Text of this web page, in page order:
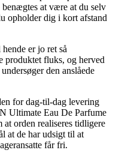
at være at du selv
opholder dig i kort afstand
er jo ret så
produktet fluks, og herved
den anslåede
for dag-til-dag levering
Ultimate Eau De Parfume
orden realiseres tidligere
at de har udsigt til at
får fri.